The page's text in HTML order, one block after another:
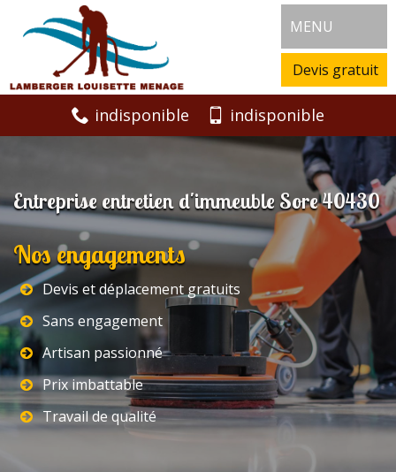
MENU
Devis gratuit
indisponible indisponible
Entreprise entretien d'immeuble Sore 40430
Nos engagements
Devis et déplacement gratuits
Sans engagement
Artisan passionné
Prix imbattable
Travail de qualité